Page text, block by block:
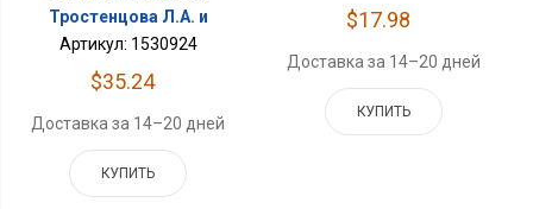
Тростенцова Л.А. и
Артикул: 1530924
$35.24
Доставка за 14–20 дней
КУПИТЬ
$17.98
Доставка за 14–20 дней
КУПИТЬ